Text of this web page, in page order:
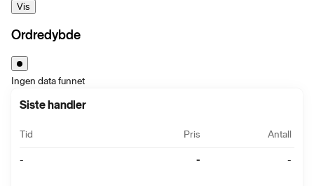
Vis
Ordredybde
Ingen data funnet
Siste handler
Tid Pris Antall
- - -